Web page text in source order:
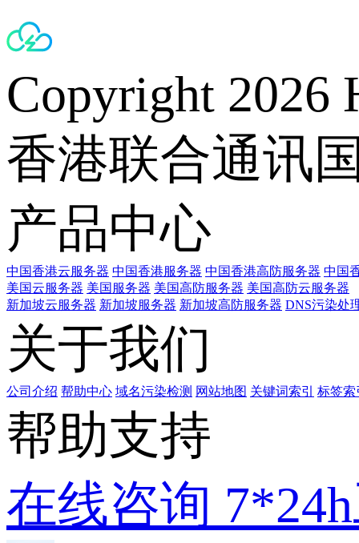
Copyright 2026
香港联合通讯
产品中心
中国香港云服务器 中国香港服务器 中国香港高防服务器 中国
美国云服务器 美国服务器 美国高防服务器 美国高防云服务器
新加坡云服务器 新加坡服务器 新加坡高防服务器 DNS污染处
关于我们
公司介绍 帮助中心 域名污染检测 网站地图 关键词索引 标签索
帮助支持
在线咨询